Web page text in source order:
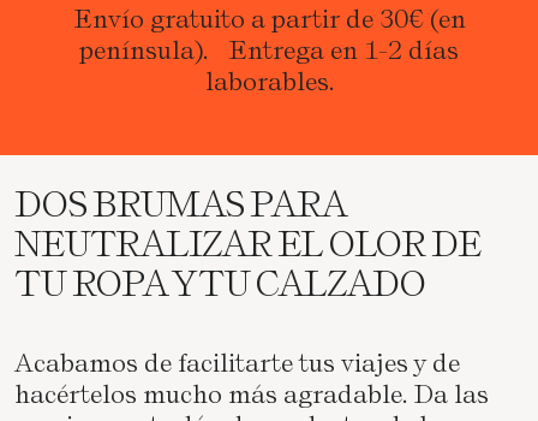
Envío gratuito a partir de 30€ (en
península). Entrega en 1-2 días
laborables.
DOS BRUMAS PARA
NEUTRALIZAR EL OLOR DE
TU ROPA Y TU CALZADO
Acabamos de facilitarte tus viajes y de
hacértelos mucho más agradable. Da las